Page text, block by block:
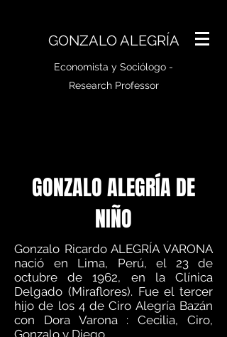
GONZALO ALEGRÍA
Economista y Sociólogo -
Research Professor
GONZALO ALEGRÍA DE
NIÑO
Gonzalo Ricardo ALEGRÍA VARONA
nació en Lima, Perú, el 23 de
octubre de 1962, en la Clínica
Delgado (Miraflores). Fue el tercer
hijo de los 4 de Ciro Alegría Bazán
con Dora Varona : Cecilia, Ciro,
Gonzalo y Diego.